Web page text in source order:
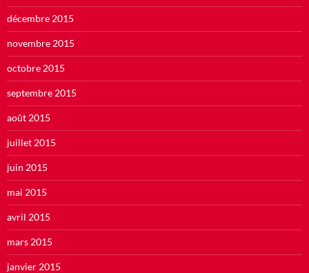
décembre 2015
novembre 2015
octobre 2015
septembre 2015
août 2015
juillet 2015
juin 2015
mai 2015
avril 2015
mars 2015
janvier 2015